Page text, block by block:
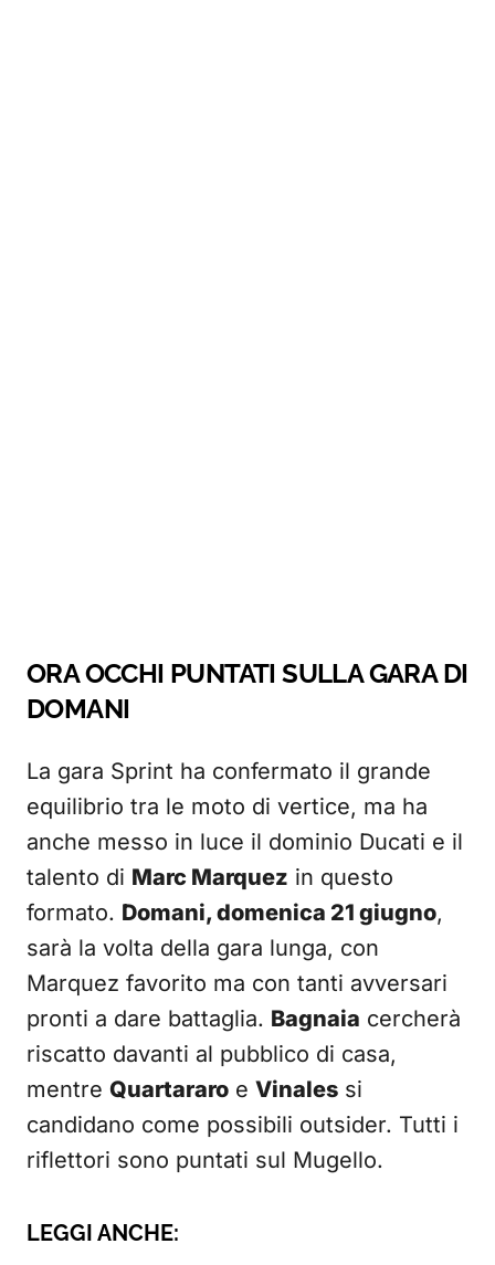
ORA OCCHI PUNTATI SULLA GARA DI
DOMANI
La gara Sprint ha confermato il grande
equilibrio tra le moto di vertice, ma ha
anche messo in luce il dominio Ducati e il
talento di Marc Marquez in questo
formato. Domani, domenica 21 giugno,
sarà la volta della gara lunga, con
Marquez favorito ma con tanti avversari
pronti a dare battaglia. Bagnaia cercherà
riscatto davanti al pubblico di casa,
mentre Quartararo e Vinales si
candidano come possibili outsider. Tutti i
riflettori sono puntati sul Mugello.
LEGGI ANCHE: